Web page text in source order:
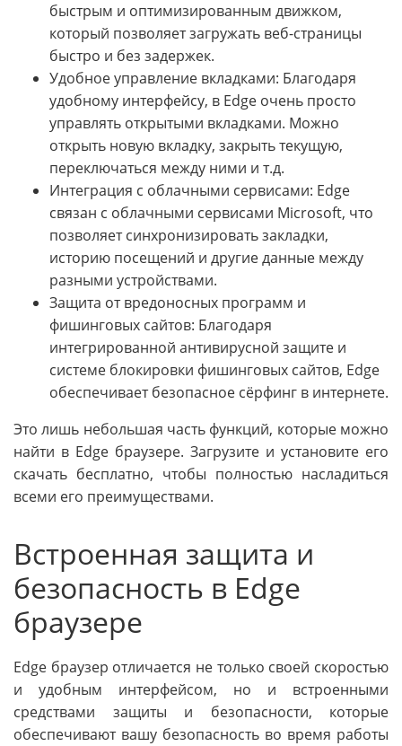
быстрым и оптимизированным движком,
который позволяет загружать веб-страницы
быстро и без задержек.
Удобное управление вкладками: Благодаря
удобному интерфейсу, в Edge очень просто
управлять открытыми вкладками. Можно
открыть новую вкладку, закрыть текущую,
переключаться между ними и т.д.
Интеграция с облачными сервисами: Edge
связан с облачными сервисами Microsoft, что
позволяет синхронизировать закладки,
историю посещений и другие данные между
разными устройствами.
Защита от вредоносных программ и
фишинговых сайтов: Благодаря
интегрированной антивирусной защите и
системе блокировки фишинговых сайтов, Edge
обеспечивает безопасное сёрфинг в интернете.
Это лишь небольшая часть функций, которые можно
найти в Edge браузере. Загрузите и установите его
скачать бесплатно, чтобы полностью насладиться
всеми его преимуществами.
Встроенная защита и
безопасность в Edge
браузере
Edge браузер отличается не только своей скоростью
и удобным интерфейсом, но и встроенными
средствами защиты и безопасности, которые
обеспечивают вашу безопасность во время работы